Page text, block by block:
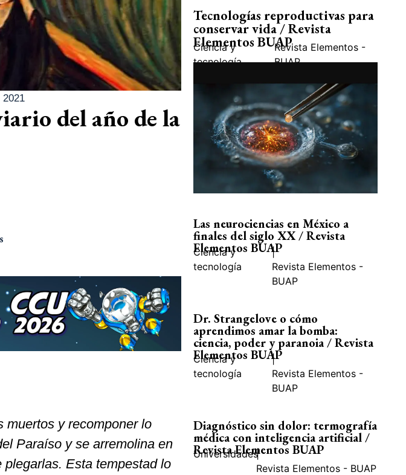
2021
del año de la
y recomponer lo
Paraíso y se arremolina en
Esta tempestad lo
Tecnologías reproductivas para
conservar vida / Revista
Elementos BUAP
Ciencia y
tecnología
Revista Elementos -
BUAP
Las neurociencias en México a
finales del siglo XX / Revista
Elementos BUAP
Ciencia y
tecnología
|
Revista Elementos -
BUAP
Dr. Strangelove o cómo
aprendimos amar la bomba:
ciencia, poder y paranoia / Revista
Elementos BUAP
Ciencia y
tecnología
|
Revista Elementos -
BUAP
Diagnóstico sin dolor: termografía
médica con inteligencia artificial /
Revista Elementos BUAP
Universidades|
Revista Elementos - BUAP